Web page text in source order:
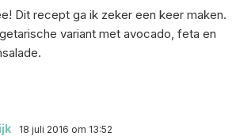
Dit recept ga ik zeker een keer maken.
variant met avocado, feta en
18 juli 2016 om 13:52